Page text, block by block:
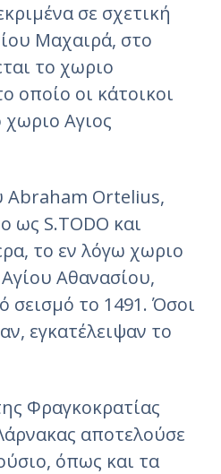
σε σχετική
Μαχαιρά, στο
το χωριο
οποίο οι κάτοικοι
Αγιος
Abraham Ortelius,
ως S.TODO και
το εν λόγω χωριο
Αθανασίου,
σεισμό το 1491. Όσοι
εγκατέλειψαν το
Φραγκοκρατίας
αποτελούσε
όπως και τα